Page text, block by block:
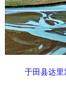
于田县达